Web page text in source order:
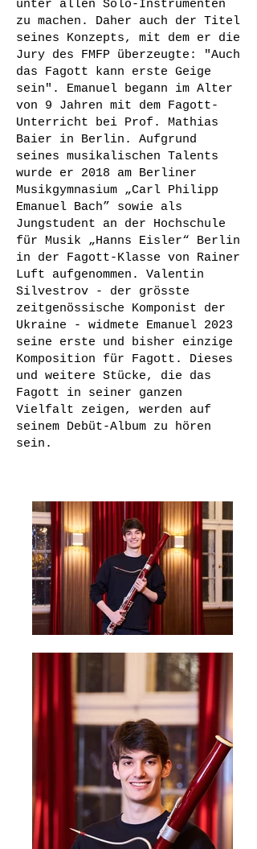
unter allen Solo-Instrumenten
zu machen. Daher auch der Titel
seines Konzepts, mit dem er die
Jury des FMFP überzeugte: "Auch
das Fagott kann erste Geige
sein". Emanuel begann im Alter
von 9 Jahren mit dem Fagott-
Unterricht bei Prof. Mathias
Baier in Berlin. Aufgrund
seines musikalischen Talents
wurde er 2018 am Berliner
Musikgymnasium „Carl Philipp
Emanuel Bach” sowie als
Jungstudent an der Hochschule
für Musik „Hanns Eisler“ Berlin
in der Fagott-Klasse von Rainer
Luft aufgenommen. Valentin
Silvestrov - der grösste
zeitgenössische Komponist der
Ukraine - widmete Emanuel 2023
seine erste und bisher einzige
Komposition für Fagott. Dieses
und weitere Stücke, die das
Fagott in seiner ganzen
Vielfalt zeigen, werden auf
seinem Debüt-Album zu hören
sein.